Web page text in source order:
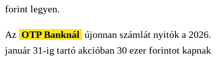
forint legyen.
Az OTP Banknál újonnan számlát nyitók a 2026.
január 31-ig tartó akcióban 30 ezer forintot kapnak